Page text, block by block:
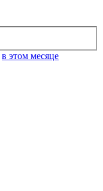
в этом месяце